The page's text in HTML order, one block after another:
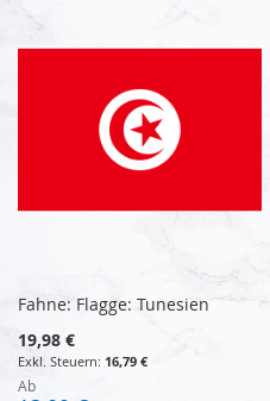
Fahne: Flagge: Tunesien
19,98 €
16,79 €
Ab